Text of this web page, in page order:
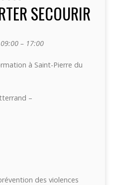
SECOURIR
09:00 – 17:00
à Saint-Pierre du
–
des violences